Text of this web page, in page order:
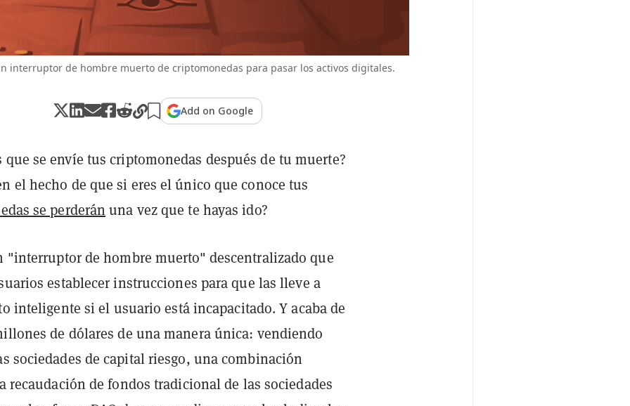
interruptor de hombre muerto de criptomonedas para pasar los activos digitales.
Add on Google
que se envíe tus criptomonedas después de tu muerte?
el hecho de que si eres el único que conoce tus
se perderán una vez que te hayas ido?
"interruptor de hombre muerto" descentralizado que
establecer instrucciones para que las lleve a
inteligente si el usuario está incapacitado. Y acaba de
de dólares de una manera única: vendiendo
sociedades de capital riesgo, una combinación
recaudación de fondos tradicional de las sociedades